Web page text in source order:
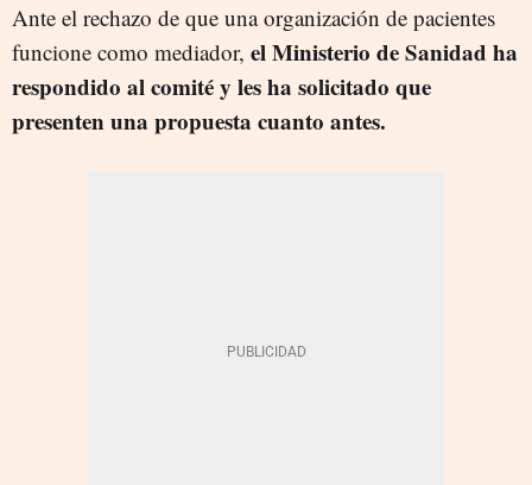
Ante el rechazo de que una organización de pacientes
funcione como mediador, el Ministerio de Sanidad ha
respondido al comité y les ha solicitado que
presenten una propuesta cuanto antes.